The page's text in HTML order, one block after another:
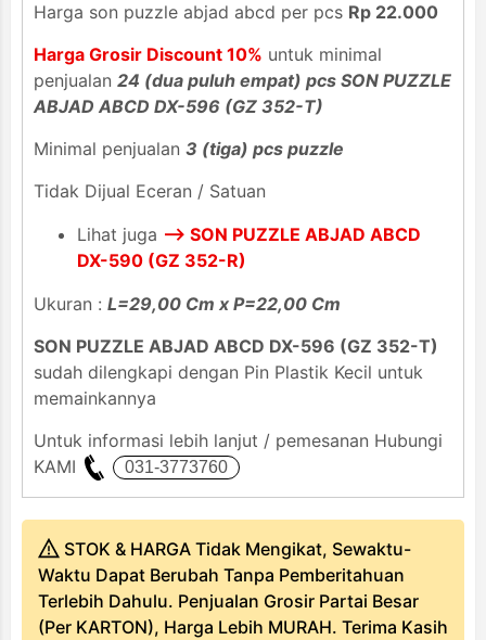
Harga son puzzle abjad abcd per pcs Rp 22.000
Harga Grosir Discount 10% untuk minimal
penjualan 24 (dua puluh empat) pcs SON PUZZLE
ABJAD ABCD DX-596 (GZ 352-T)
Minimal penjualan 3 (tiga) pcs puzzle
Tidak Dijual Eceran / Satuan
Lihat juga --> SON PUZZLE ABJAD ABCD
DX-590 (GZ 352-R)
Ukuran : L=29,00 Cm x P=22,00 Cm
SON PUZZLE ABJAD ABCD DX-596 (GZ 352-T)
sudah dilengkapi dengan Pin Plastik Kecil untuk
memainkannya
Untuk informasi lebih lanjut / pemesanan Hubungi
KAMI
STOK & HARGA Tidak Mengikat, Sewaktu-
Waktu Dapat Berubah Tanpa Pemberitahuan
Terlebih Dahulu. Penjualan Grosir Partai Besar
(Per KARTON), Harga Lebih MURAH. Terima Kasih